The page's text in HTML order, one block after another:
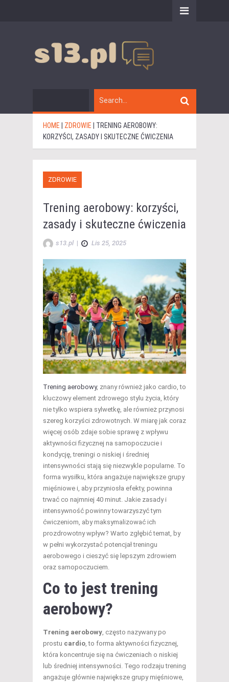
HOME ZDROWIE
TRENING AEROBOWY:
KORZYŚCI, ZASADY I SKUTECZNE ĆWICZENIA
ZDROWIE
Trening aerobowy: korzyści,
zasady i skuteczne ćwiczenia
s13.pl | Lis 25, 2025
Trening aerobowy, znany również jako cardio, to
kluczowy element zdrowego stylu życia, który
nie tylko wspiera sylwetkę, ale również przynosi
szereg korzyści zdrowotnych. W miarę jak coraz
więcej osób zdaje sobie sprawę z wpływu
aktywności fizycznej na samopoczucie i
kondycję, treningi o niskiej i średniej
intensywności stają się niezwykle popularne. To
forma wysiłku, która angażuje największe grupy
mięśniowe i, aby przyniosła efekty, powinna
trwać co najmniej 40 minut. Jakie zasady i
intensywność powinny towarzyszyć tym
ćwiczeniom, aby maksymalizować ich
prozdrowotny wpływ? Warto zgłębić temat, by
w pełni wykorzystać potencjał treningu
aerobowego i cieszyć się lepszym zdrowiem
oraz samopoczuciem.
Co to jest trening
aerobowy?
Trening aerobowy, często nazywany po
prostu cardio, to forma aktywności fizycznej,
która koncentruje się na ćwiczeniach o niskiej
lub średniej intensywności. Tego rodzaju trening
angażuje głównie największe grupy mięśniowe,